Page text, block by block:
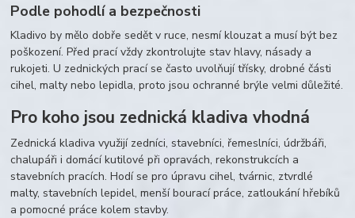
Podle pohodlí a bezpečnosti
Kladivo by mělo dobře sedět v ruce, nesmí klouzat a musí být bez
poškození. Před prací vždy zkontrolujte stav hlavy, násady a
rukojeti. U zednických prací se často uvolňují třísky, drobné části
cihel, malty nebo lepidla, proto jsou ochranné brýle velmi důležité.
Pro koho jsou zednická kladiva vhodná
Zednická kladiva využijí zedníci, stavebníci, řemeslníci, údržbáři,
chalupáři i domácí kutilové při opravách, rekonstrukcích a
stavebních pracích. Hodí se pro úpravu cihel, tvárnic, ztvrdlé
malty, stavebních lepidel, menší bourací práce, zatloukání hřebíků
a pomocné práce kolem stavby.